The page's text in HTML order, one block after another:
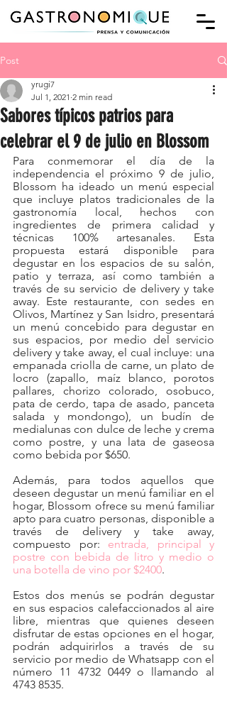
Post
Sabores típicos patrios para
celebrar el 9 de julio en Blossom
yrugi7
Jul 1, 2021 2 min read
Para conmemorar el día de la
independencia el próximo 9 de julio,
Blossom ha ideado un menú especial
que incluye platos tradicionales de la
gastronomía local, hechos con
ingredientes de primera calidad y
técnicas 100% artesanales. Esta
propuesta estará disponible para
degustar en los espacios de su salón,
patio y terraza, así como también a
través de su servicio de delivery y take
away. Este restaurante, con sedes en
Olivos, Martínez y San Isidro, presentará
un menú concebido para degustar en
sus espacios, por medio del servicio
delivery y take away, el cual incluye: una
empanada criolla de carne, un plato de
locro (zapallo, maíz blanco, porotos
pallares, chorizo colorado, osobuco,
pata de cerdo, tapa de asado, panceta
salada y mondongo), un budín de
medialunas con dulce de leche y crema
como postre, y una lata de gaseosa
como bebida por $650.
Además, para todos aquellos que
deseen degustar un menú familiar en el
hogar, Blossom ofrece su menú familiar
apto para cuatro personas, disponible a
través de delivery y take away,
compuesto por: entrada, principal y
postre con bebida de litro y medio o
una botella de vino por $2400.
Estos dos menús se podrán degustar
en sus espacios calefaccionados al aire
libre, mientras que quienes deseen
disfrutar de estas opciones en el hogar,
podrán adquirirlos a través de su
servicio por medio de Whatsapp con el
número 11 4732 0449 o llamando al
4743 8535.